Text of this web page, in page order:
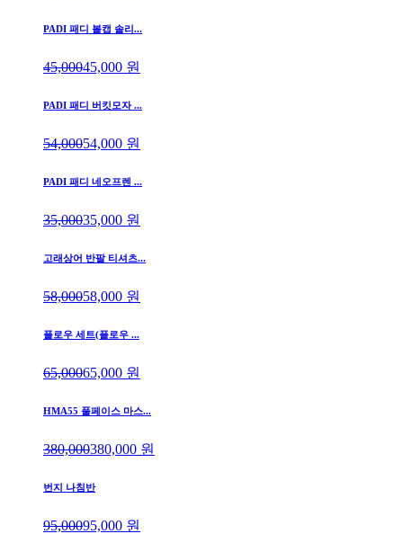
PADI 패디 볼캡 솔리...
45,00045,000 원
PADI 패디 버킷모자 ...
54,00054,000 원
PADI 패디 네오프렌 ...
35,00035,000 원
고래상어 반팔 티셔츠...
58,00058,000 원
플로우 세트(플로우 ...
65,00065,000 원
HMA55 풀페이스 마스...
380,000380,000 원
번지 나침반
95,00095,000 원